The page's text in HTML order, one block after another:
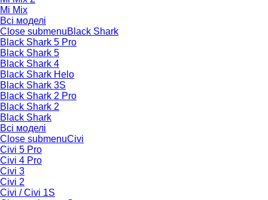
Mi Mix
Всі моделі
Close submenuBlack Shark
Black Shark 5 Pro
Black Shark 5
Black Shark 4
Black Shark Helo
Black Shark 3S
Black Shark 2 Pro
Black Shark 2
Black Shark
Всі моделі
Close submenuCivi
Civi 5 Pro
Civi 4 Pro
Civi 3
Civi 2
Civi / Civi 1S